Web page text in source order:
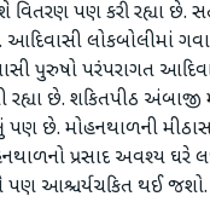
વિતરણ પણ કરી રહ્યા છે.
લોકબોલીમાં
પુરુષો પરંપરાગત
રહ્યા છે. શકિતપીઠ
પણ છે. મોહનથાળની
પ્રસાદ અવશ્ય ઘરે
આશ્ચર્યચકિત થઈ જશો.